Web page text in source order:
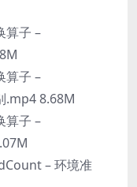
算子 –
算子 –
.mp4 8.68M
算子 –
– 环境准